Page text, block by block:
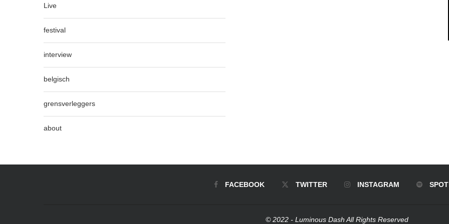
Live
festival
interview
belgisch
grensverleggers
about
FACEBOOK TWITTER INSTAGRAM
© 2022 - Luminous Dash All Rights Reserved